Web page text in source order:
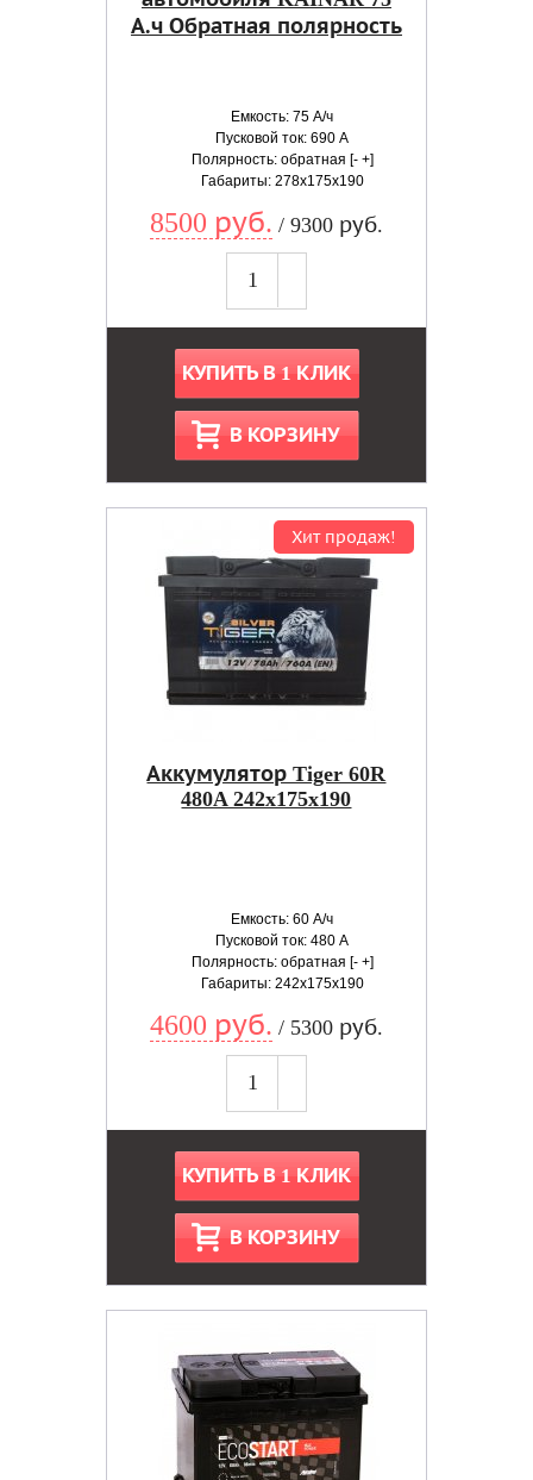
А.ч Обратная полярность
Емкость: 75 А/ч
Пусковой ток: 690 А
Полярность: обратная [- +]
Габариты: 278x175x190
8500 руб. / 9300 руб.
КУПИТЬ В 1 КЛИК
В КОРЗИНУ
Хит продаж!
Аккумулятор Tiger 60R
480A 242x175x190
Емкость: 60 А/ч
Пусковой ток: 480 А
Полярность: обратная [- +]
Габариты: 242x175x190
4600 руб. / 5300 руб.
КУПИТЬ В 1 КЛИК
В КОРЗИНУ